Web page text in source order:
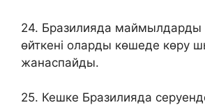
24. Бразилияда маймылдарды
өйткені оларды көшеде көру
жанаспайды.
25. Кешке Бразилияда